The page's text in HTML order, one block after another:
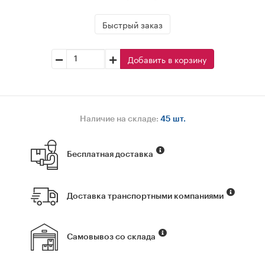
Быстрый заказ
Добавить в корзину
Наличие на складе: 45 шт.
Бесплатная доставка
Доставка транспортными компаниями
Самовывоз со склада